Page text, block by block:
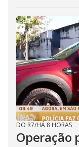
DO R7/HÁ 8 HORAS
Operação